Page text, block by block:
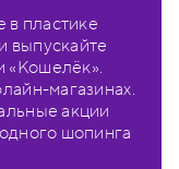
пластике
выпускайте
«Кошелёк».
магазинах.
акции
шопинга